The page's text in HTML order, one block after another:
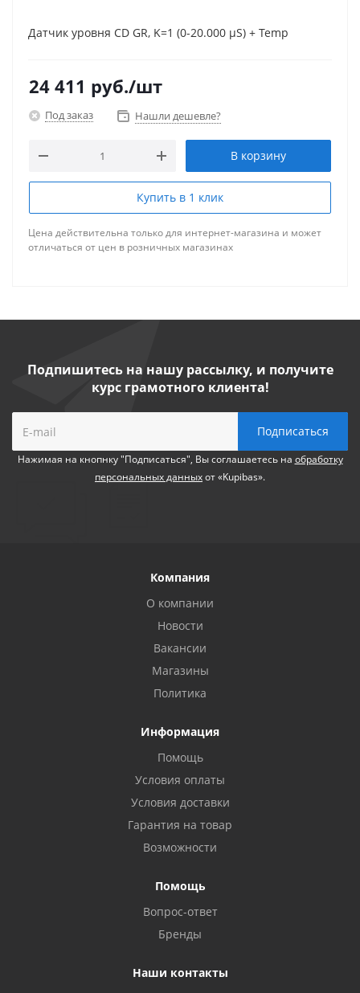
Датчик уровня CD GR, K=1 (0-20.000 µS) + Temp
24 411 руб./шт
Под заказ Нашли дешевле?
В корзину
Купить в 1 клик
Цена действительна только для интернет-магазина и может
отличаться от цен в розничных магазинах
Подпишитесь на нашу рассылку, и получите
курс грамотного клиента!
Нажимая на кнопнку "Подписаться", Вы соглашаетесь на обработку
персональных данныхот «Kupibas».
Компания
О компании
Новости
Вакансии
Магазины
Политика
Информация
Помощь
Условия оплаты
Условия доставки
Гарантия на товар
Возможности
Помощь
Вопрос-ответ
Бренды
Наши контакты